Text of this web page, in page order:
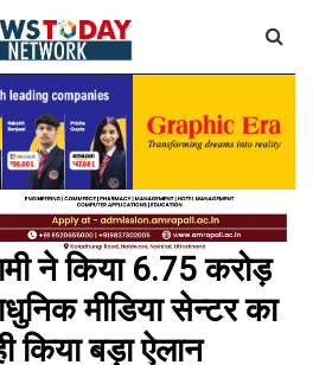
ने किया 6.75 करोड़
मीडिया सेन्टर का
किया बड़ा ऐलान